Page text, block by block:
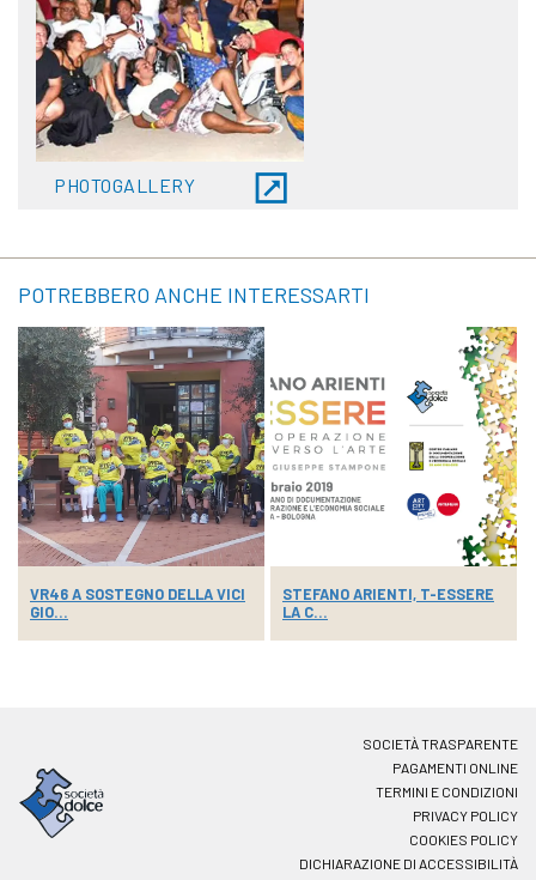
PHOTOGALLERY
POTREBBERO ANCHE INTERESSARTI
VR46 A SOSTEGNO DELLA VICI
GIO...
STEFANO ARIENTI, T-ESSERE
LA C...
SOCIETÀ TRASPARENTE
PAGAMENTI ONLINE
TERMINI E CONDIZIONI
PRIVACY POLICY
COOKIES POLICY
DICHIARAZIONE DI ACCESSIBILITÀ